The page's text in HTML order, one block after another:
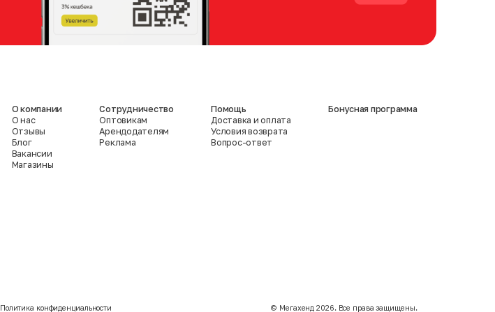
О компании
О нас
Отзывы
Блог
Вакансии
Магазины
Сотрудничество
Оптовикам
Арендодателям
Реклама
Помощь
Доставка и оплата
Условия возврата
Вопрос-ответ
Бонусная программа
Политика конфиденциальности ©️ Мегахенд 2026. Все права защищены.